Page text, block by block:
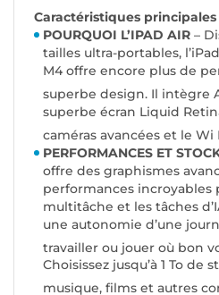
Caractéristiques principales
POURQUOI L’IPAD AIR –
tailles ultra-portables,
M4 offre encore plus de
superbe design. Il intègre
superbe écran Liquid
caméras avancées et le Wi
PERFORMANCES ET
offre des graphismes
performances incroyables
multitâche et les tâches
une autonomie d’une
travailler ou jouer où bon
Choisissez jusqu’à 1 To de
musique, films et autres